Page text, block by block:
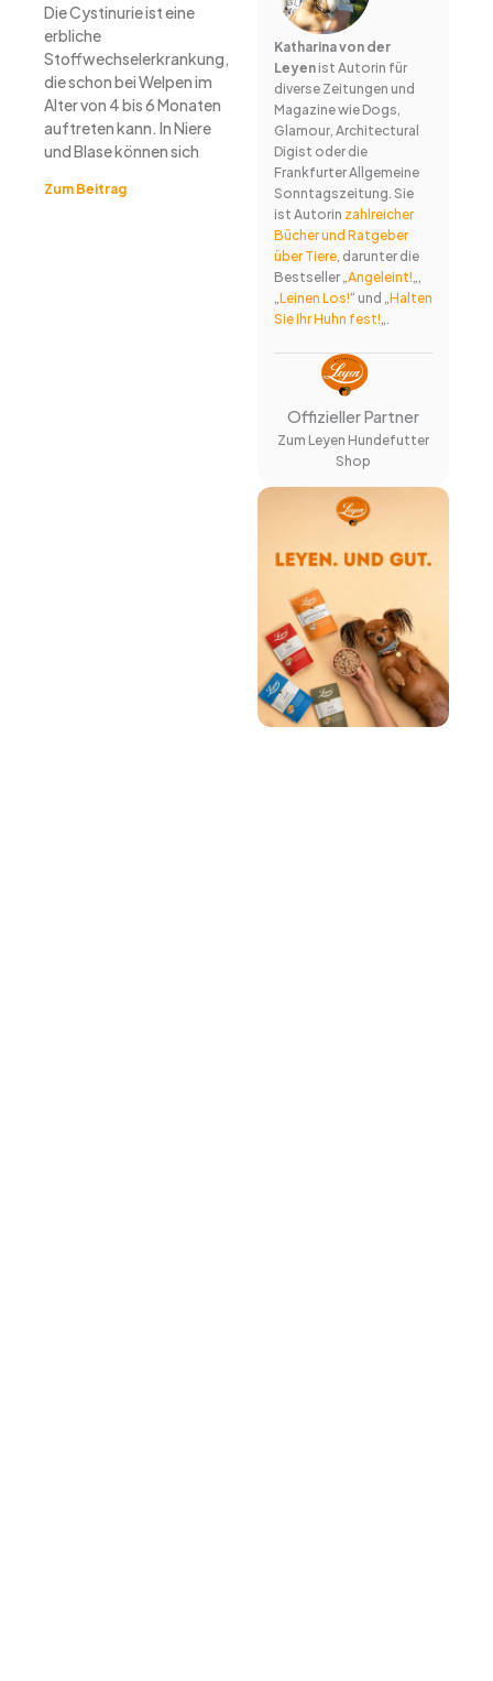
Die Cystinurie ist eine
erbliche
Stoffwechselerkrankung,
die schon bei Welpen im
Alter von 4 bis 6 Monaten
auftreten kann. In Niere
und Blase können sich
Zum Beitrag
Katharina von der
Leyenist Autorin für
diverse Zeitungen und
Magazine wie Dogs,
Glamour, Architectural
Digist oder die
Frankfurter Allgemeine
Sonntagszeitung. Sie
ist Autorin zahlreicher
Bücher und Ratgeber
über Tiere, darunter die
Bestseller „Angeleint!„,
„Leinen Los!“ und „Halten
Sie Ihr Huhn fest!„.
Offizieller Partner
Zum Leyen Hundefutter
Shop